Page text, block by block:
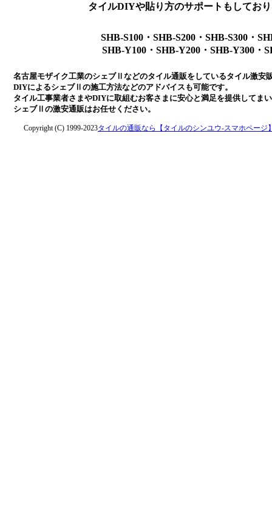
SHB-S100・SHB-S200・SHB-S300・
SHB-Y100・SHB-Y200・SHB-Y300・
名古屋モザイク工業のシェブⅡなどのタイル通販をしているタイル激安
DIYによるシェブⅡの施工方法などのアドバイスも可能です。
タイル工事業者さまやDIYに取組むお客さまに安心と満足を提供してま
シェブⅡの激安通販はお任せください。
Copyright (C) 1999-2023タイルの通販なら【タイルのシンユウ-スマホページ
タイルDIYや貼り方のサポートもしてお